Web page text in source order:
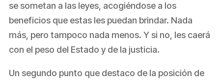
se sometan a las leyes, acogiéndose a los
beneficios que estas les puedan brindar. Nada
más, pero tampoco nada menos. Y si no, les caerá
con el peso del Estado y de la justicia.
Un segundo punto que destaco de la posición de